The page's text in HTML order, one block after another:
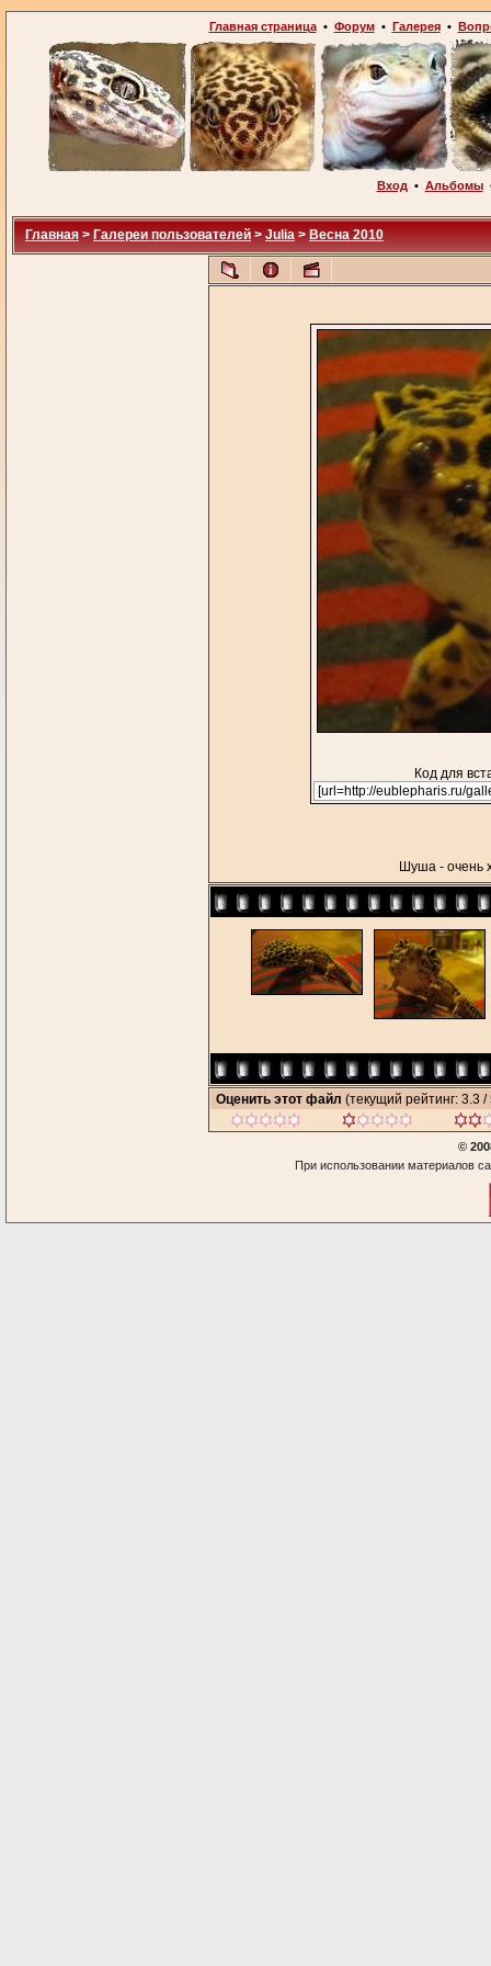
Главная страница• Форум• Галерея•
Вход • Альбомы
Главная > Галереи пользователей > Julia > Весна 2010
Код для
Шуша - очень
Оценить этот файл (текущий рейтинг: 3.3 /
©
При использовании материалов